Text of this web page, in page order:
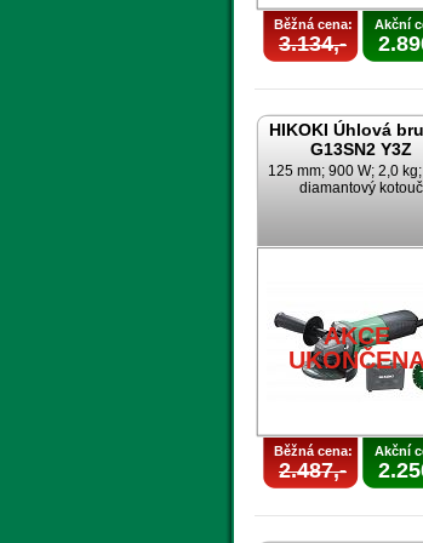
Běžná cena:
3.134,-
Akční
HIKOKI Úhlová
G13SN2 Y3Z
125 mm; 900 W; 2,0
diamantový kotouč
AKCE
Běžná cena:
2.487,-
Akční